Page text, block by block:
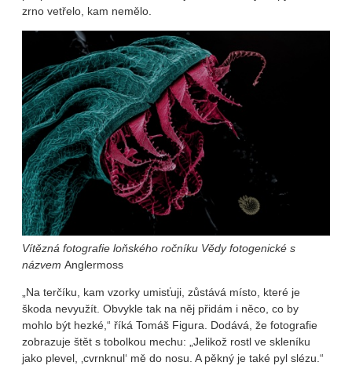
zrno vetřelo, kam nemělo.
Vítězná fotografie loňského ročníku Vědy fotogenické s
názvem Anglermoss
„Na terčíku, kam vzorky umisťuji, zůstává místo, které je
škoda nevyužít. Obvykle tak na něj přidám i něco, co by
mohlo být hezké,“ říká Tomáš Figura. Dodává, že fotografie
zobrazuje štět s tobolkou mechu: „Jelikož rostl ve skleníku
jako plevel, ‚cvrnknul‘ mě do nosu. A pěkný je také pyl slézu.“